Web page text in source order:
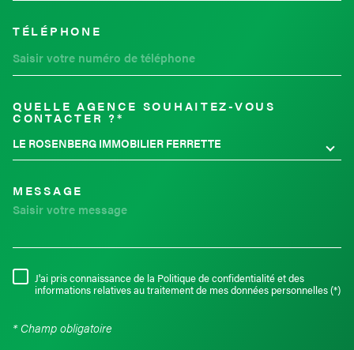
TÉLÉPHONE
QUELLE AGENCE SOUHAITEZ-VOUS
CONTACTER ?*
LE ROSENBERG IMMOBILIER FERRETTE
MESSAGE
RÈGLEMENTATION
J'ai pris connaissance de la Politique de confidentialité et des
informations relatives au traitement de mes données personnelles (*)
* Champ obligatoire